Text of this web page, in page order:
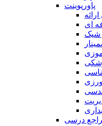
پاورپوینت
ای
شیک
درسی